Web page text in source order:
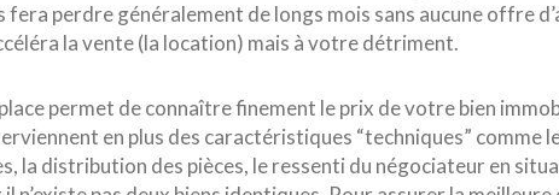
fera perdre généralement de longs mois sans aucune offre
la vente (la location) mais à votre détriment.
permet de connaître finement le prix de votre bien
en plus des caractéristiques “techniques” comme
la distribution des pièces, le ressenti du négociateur en